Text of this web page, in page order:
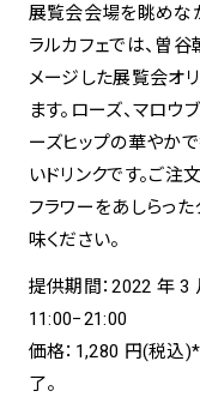
展覧会会場を眺めな
ラルカフェでは、曽
メージした展覧会オ
ます。ローズ、マロウ
ーズヒップの華やか
いドリンクです。ご
フラワーをあしらっ
味ください。
提供期間：2022 年
11:00−21:00
価格：1,280 円(税込
了。